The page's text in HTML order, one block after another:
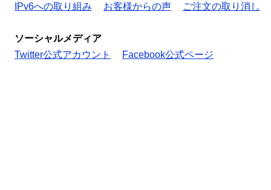
IPv6への取り組み
お客様からの声 ご注文の取り消し
ソーシャルメディア
Twitter公式アカウント
Facebook公式ページ